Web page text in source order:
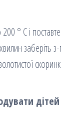
° C і
заберіть з-